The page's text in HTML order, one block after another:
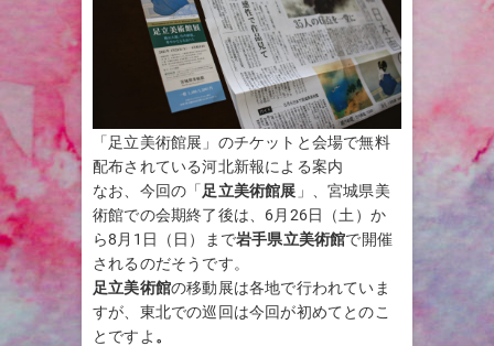
「足立美術館展」のチケットと会場で無料
配布されている河北新報による案内
なお、今回の「 足立美術館展 」、宮城県美
術館での会期終了後は、6月26日（土）か
ら8月1日（日）まで岩手県立美術館で開催
されるのだそうです。
足立美術館の移動展は各地で行われていま
すが、東北での巡回は今回が初めてとのこ
とですよ 。